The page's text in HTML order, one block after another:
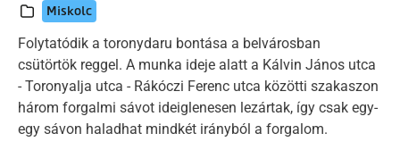
Miskolc
Folytatódik a toronydaru bontása a belvárosban
csütörtök reggel. A munka ideje alatt a Kálvin János utca
- Toronyalja utca - Rákóczi Ferenc utca közötti szakaszon
három forgalmi sávot ideiglenesen lezártak, így csak egy-
egy sávon haladhat mindkét irányból a forgalom.